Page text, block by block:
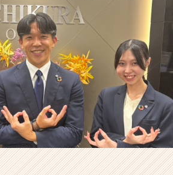
【株
式
会
社
一
蔵
の
タ
イ
ム
ラ
イ